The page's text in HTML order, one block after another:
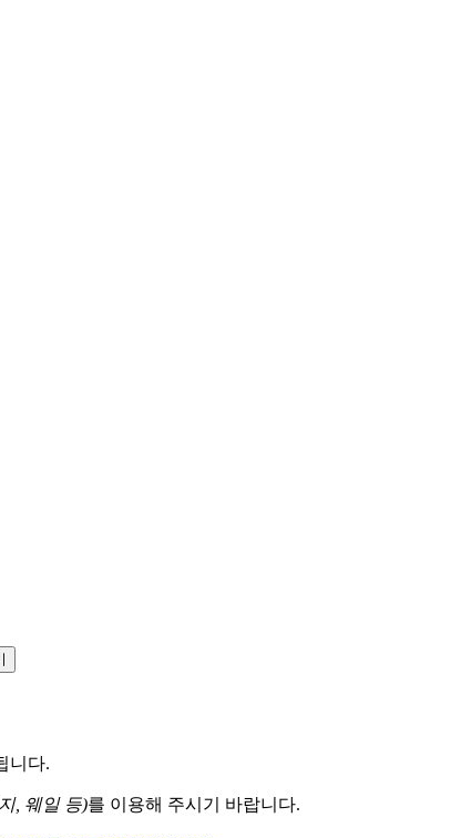
니다.
, 웨일 등)를 이용해 주시기 바랍니다.